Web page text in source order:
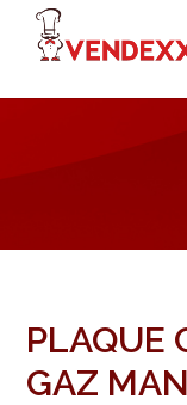
PLAQUE
GAZ